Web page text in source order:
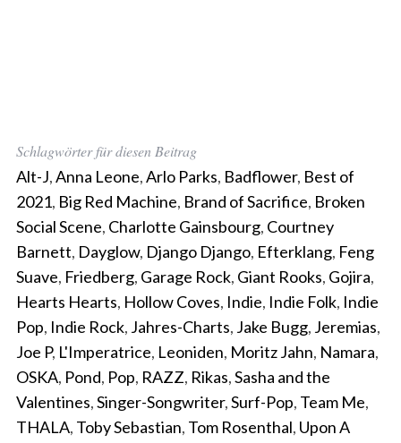
Schlagwörter für diesen Beitrag
Alt-J,Anna Leone,Arlo Parks, Badflower, Best of
2021, Big Red Machine, Brand of Sacrifice, Broken
Social Scene, Charlotte Gainsbourg, Courtney
Barnett, Dayglow, Django Django, Efterklang, Feng
Suave, Friedberg, Garage Rock, Giant Rooks, Gojira,
Hearts Hearts, Hollow Coves, Indie, Indie Folk, Indie
Pop, Indie Rock, Jahres-Charts, Jake Bugg, Jeremias,
Joe P, L'Imperatrice, Leoniden, Moritz Jahn, Namara,
OSKA, Pond, Pop, RAZZ, Rikas,Sasha and the
Valentines,Singer-Songwriter,Surf-Pop, Team Me,
THALA, Toby Sebastian, Tom Rosenthal, Upon A